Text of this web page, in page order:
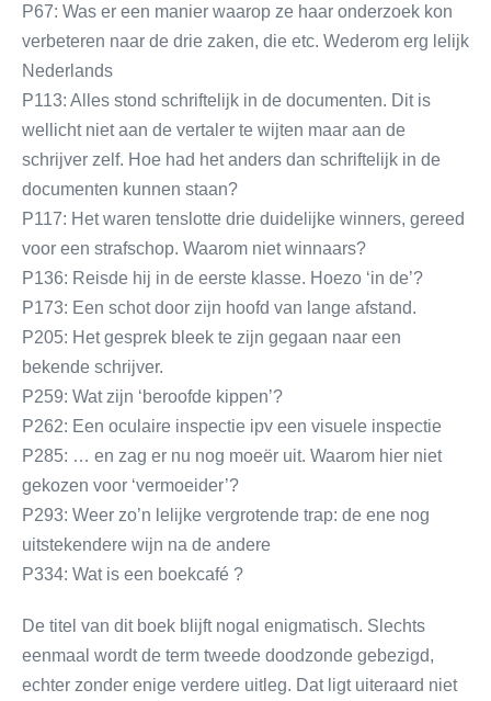
P67: Was er een manier waarop ze haar onderzoek kon
verbeteren naar de drie zaken, die etc. Wederom erg lelijk
Nederlands
P113: Alles stond schriftelijk in de documenten. Dit is
wellicht niet aan de vertaler te wijten maar aan de
schrijver zelf. Hoe had het anders dan schriftelijk in de
documenten kunnen staan?
P117: Het waren tenslotte drie duidelijke winners, gereed
voor een strafschop. Waarom niet winnaars?
P136: Reisde hij in de eerste klasse. Hoezo ‘in de’?
P173: Een schot door zijn hoofd van lange afstand.
P205: Het gesprek bleek te zijn gegaan naar een
bekende schrijver.
P259: Wat zijn ‘beroofde kippen’?
P262: Een oculaire inspectie ipv een visuele inspectie
P285: … en zag er nu nog moeër uit. Waarom hier niet
gekozen voor ‘vermoeider’?
P293: Weer zo’n lelijke vergrotende trap: de ene nog
uitstekendere wijn na de andere
P334: Wat is een boekcafé ?
De titel van dit boek blijft nogal enigmatisch. Slechts
eenmaal wordt de term tweede doodzonde gebezigd,
echter zonder enige verdere uitleg. Dat ligt uiteraard niet